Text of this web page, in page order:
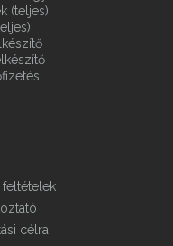
(teljes)
célra